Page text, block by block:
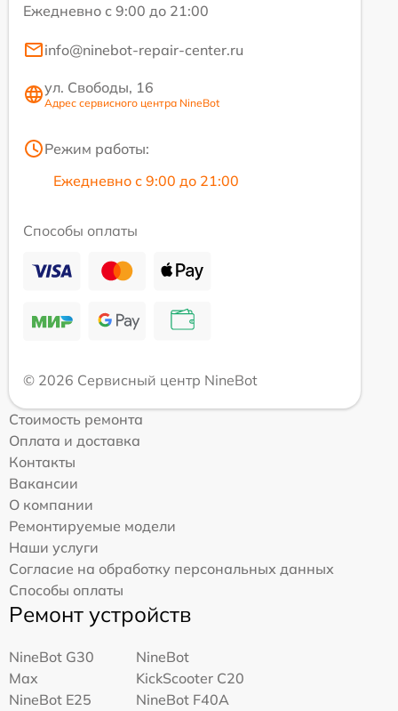
Ежедневно с 9:00 до 21:00
info@ninebot-repair-center.ru
ул. Свободы, 16
Адрес сервисного центра NineBot
Режим работы:
Ежедневно с 9:00 до 21:00
Способы оплаты
© 2026 Сервисный центр NineBot
Стоимость ремонта
Оплата и доставка
Контакты
Вакансии
О компании
Ремонтируемые модели
Наши услуги
Согласие на обработку персональных данных
Способы оплаты
Ремонт устройств
NineBot G30
Max
NineBot
KickScooter C20
NineBot E25
NineBot F40A